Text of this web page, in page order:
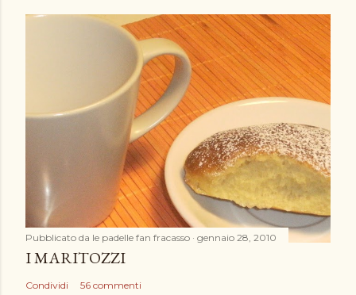
Pubblicato da le padelle fan fracasso gennaio 28, 2010
I MARITOZZI
Condividi 56 commenti